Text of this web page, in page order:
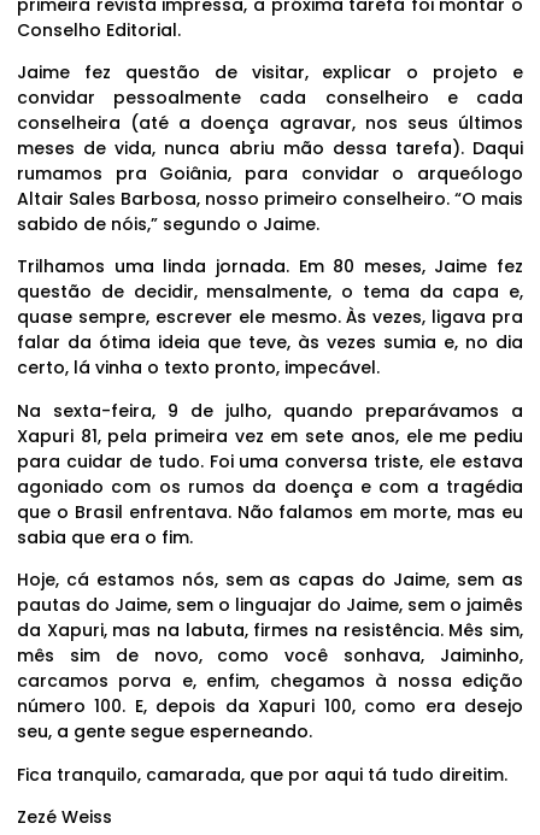
Conselho Editorial.
Jaime fez questão de visitar, explicar o projeto e
convidar pessoalmente cada conselheiro e cada
conselheira (até a doença agravar, nos seus últimos
meses de vida, nunca abriu mão dessa tarefa). Daqui
rumamos pra Goiânia, para convidar o arqueólogo
Altair Sales Barbosa, nosso primeiro conselheiro. “O mais
sabido de nóis,” segundo o Jaime.
Trilhamos uma linda jornada. Em 80 meses, Jaime fez
questão de decidir, mensalmente, o tema da capa e,
quase sempre, escrever ele mesmo. Às vezes, ligava pra
falar da ótima ideia que teve, às vezes sumia e, no dia
certo, lá vinha o texto pronto, impecável.
Na sexta-feira, 9 de julho, quando preparávamos a
Xapuri 81, pela primeira vez em sete anos, ele me pediu
para cuidar de tudo. Foi uma conversa triste, ele estava
agoniado com os rumos da doença e com a tragédia
que o Brasil enfrentava. Não falamos em morte, mas eu
sabia que era o fim.
Hoje, cá estamos nós, sem as capas do Jaime, sem as
pautas do Jaime, sem o linguajar do Jaime, sem o jaimês
da Xapuri, mas na labuta, firmes na resistência. Mês sim,
mês sim de novo, como você sonhava, Jaiminho,
carcamos porva e, enfim, chegamos à nossa edição
número 100. E, depois da Xapuri 100, como era desejo
seu, a gente segue esperneando.
Fica tranquilo, camarada, que por aqui tá tudo direitim.
Zezé Weiss